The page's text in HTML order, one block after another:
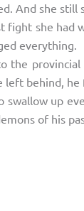
And she
fight she
everything.
the
behind,
up
of his